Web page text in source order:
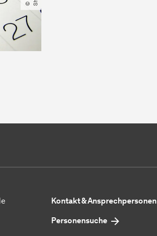
Kontakt & Ansprechpersonen
Personensuche